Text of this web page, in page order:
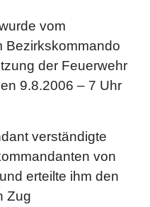
vom
Bezirkskommando
der Feuerwehr
9.8.2006 – 7 Uhr
verständigte
von
erteilte ihm den
Zug